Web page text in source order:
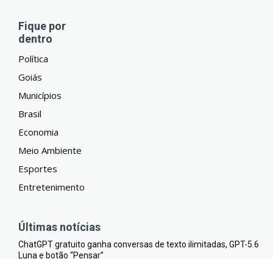
Fique por
dentro
Política
Goiás
Municípios
Brasil
Economia
Meio Ambiente
Esportes
Entretenimento
Últimas notícias
ChatGPT gratuito ganha conversas de texto ilimitadas, GPT-5.6
Luna e botão “Pensar”